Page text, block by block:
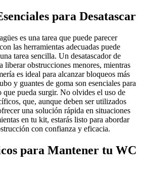
para Desatascar
es una tarea que puede parecer
las herramientas adecuadas puede
tarea sencilla. Un desatascador de
liberar obstrucciones menores, mientras
es ideal para alcanzar bloqueos más
y guantes de goma son esenciales para
que pueda surgir. No olvides el uso de
que, aunque deben ser utilizados
una solución rápida en situaciones
en tu kit, estarás listo para abordar
con confianza y eficacia.
para Mantener tu WC